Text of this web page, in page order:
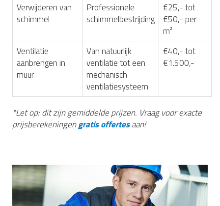
Verwijderen van
schimmel
Professionele
schimmelbestrijding
€25,- tot
€50,- per
m²
Ventilatie
aanbrengen in
muur
Van natuurlijk
ventilatie tot een
mechanisch
ventilatiesysteem
€40,- tot
€1.500,-
*Let op: dit zijn gemiddelde prijzen. Vraag voor exacte
prijsberekeningengratis offertesaan!